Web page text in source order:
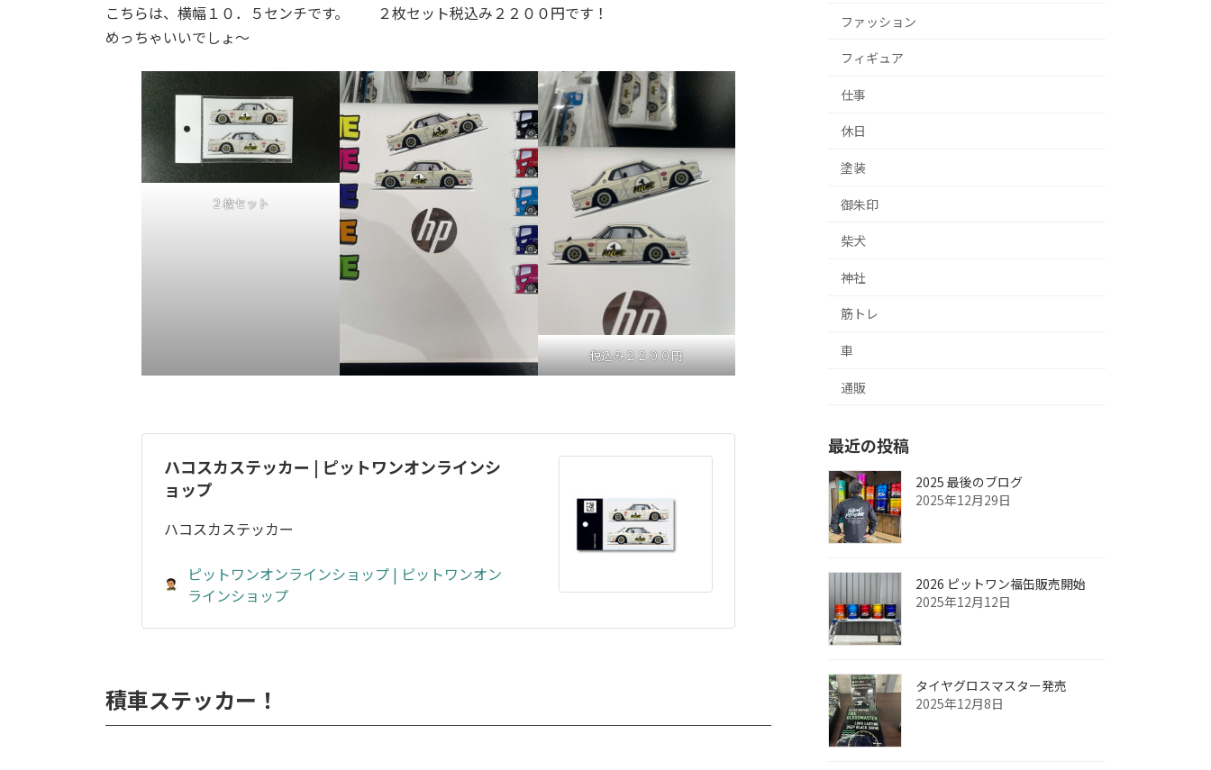
こちらは、横幅１０．５センチです。 ２枚セット税込み２２００円です！
めっちゃいいでしょ～
２枚セット
税込み２２００円
ハコスカステッカー | ピットワンオンラインシ
ョップ
ハコスカステッカー
ピットワンオンラインショップ | ピットワンオン
ラインショップ
積車ステッカー！
ファッション
フィギュア
仕事
休日
塗装
御朱印
柴犬
神社
筋トレ
車
通販
最近の投稿
2025 最後のブログ
2025年12月29日
2026 ピットワン福缶販売開始
2025年12月12日
タイヤグロスマスター発売
2025年12月8日